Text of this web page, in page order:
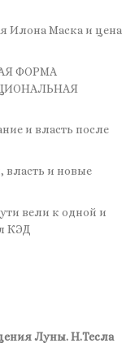
Илона Маска и цена
ФОРМА
и власть после
власть и новые
вели к одной и
КЭД
Луны. Н.Тесла